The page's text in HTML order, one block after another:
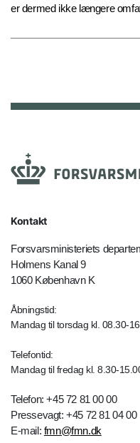
er dermed ikke længere
Kontakt
Forsvarsministeriets
Holmens Kanal 9
1060 København K
Åbningstid:
Mandag til torsdag kl. 08.30-
Telefontid:
Mandag til fredag kl. 8.30-
Telefon: +45 72 81 00 00
Pressevagt: +45 72 81 04 00
E-mail: fmn@fmn.dk